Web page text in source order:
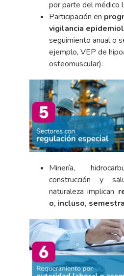
por parte del médico
Participación en
vigilancia
seguimiento anual o
ejemplo, VEP de
osteomuscular).
Minería,
construcción y
naturaleza implican
o, incluso,